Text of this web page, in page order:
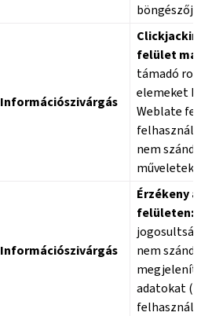
Információszivárgás
felület
támadó
elemeket
Weblate
nem
Információszivárgás
Érzékeny
felületen:
nem
megjelenít
adatokat